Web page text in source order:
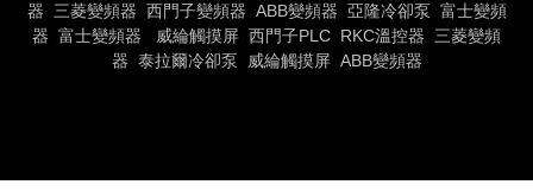
器
三菱變頻器 西門子變頻器 ABB變頻器 亞隆冷卻泵 富士變頻
器 富士變頻器 威綸觸摸屏 西門子PLC RKC溫控器
三菱變頻
器 泰拉爾冷卻泵 威綸觸摸屏 ABB變頻器